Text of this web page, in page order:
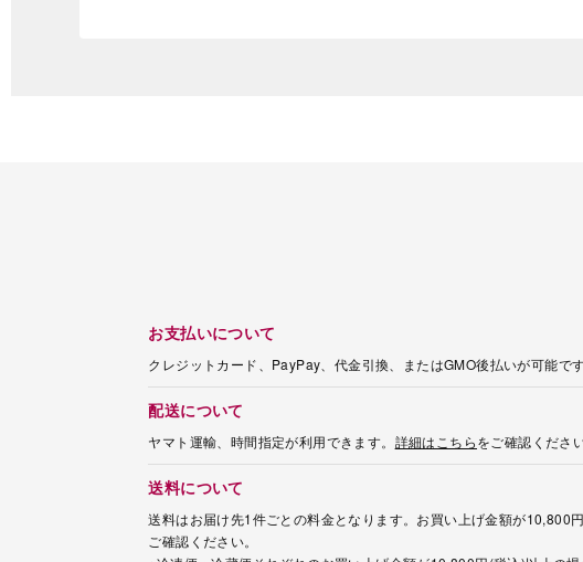
お支払いについて
クレジットカード、PayPay、代金引換、またはGMO後払いが可能です
配送について
ヤマト運輸、時間指定が利用できます。 詳細はこちらをご確認ください
送料について
送料はお届け先1件ごとの料金となります。お買い上げ金額が10,800
ご確認ください。